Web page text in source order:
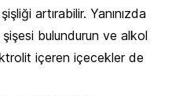
artırabilir. Yanınızda
bulundurun ve alkol
içeren içecekler de